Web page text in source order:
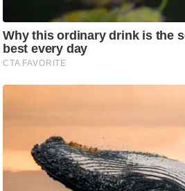
फै
श
न
घ
स्खे